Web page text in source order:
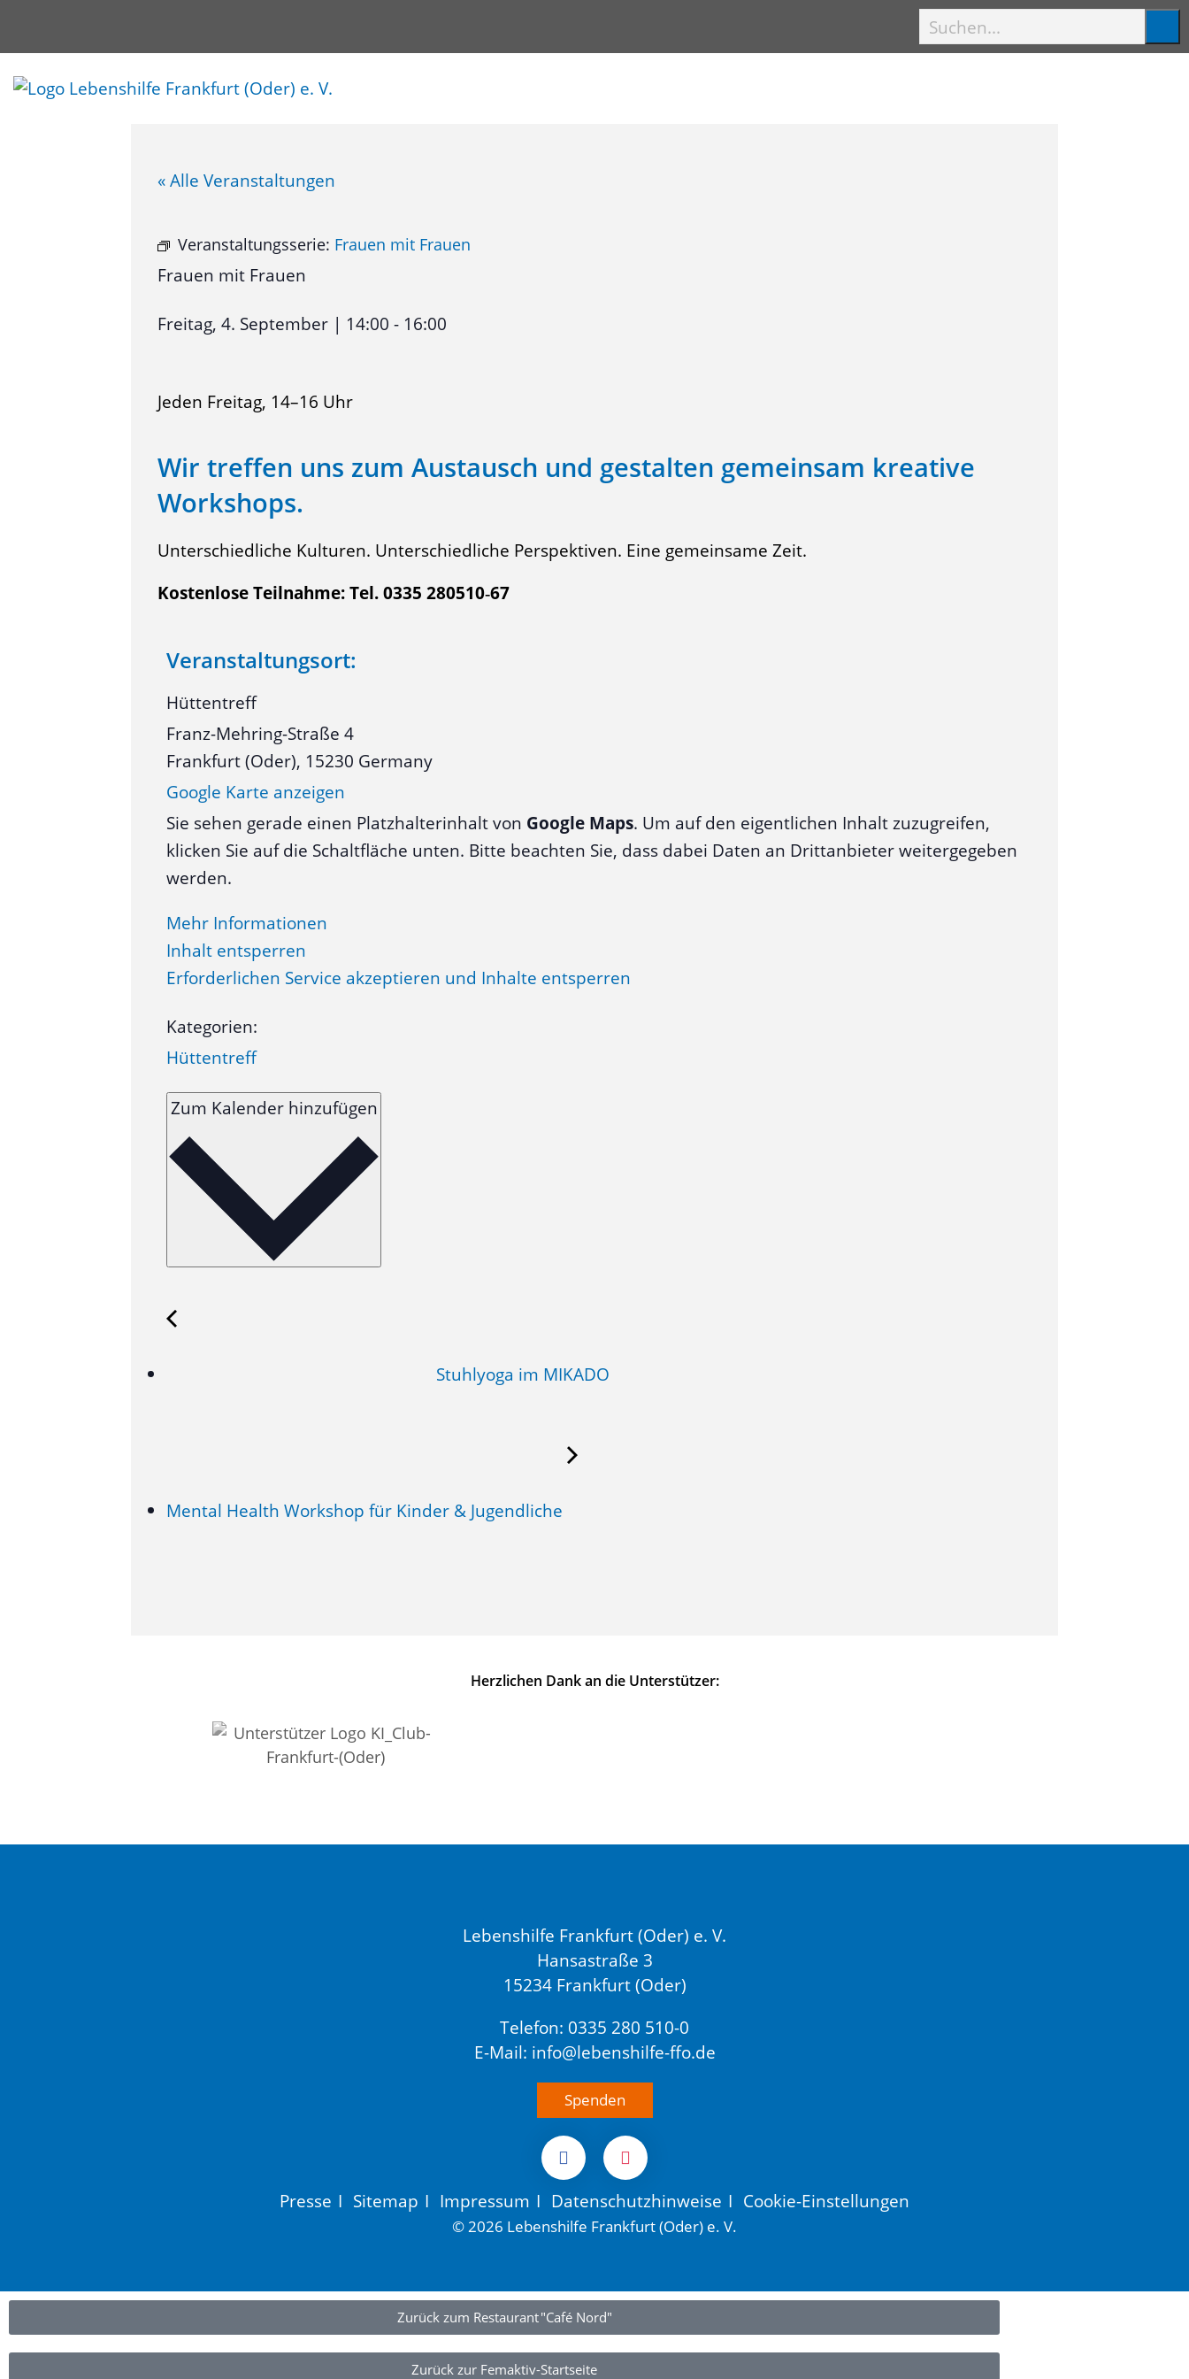
« Alle Veranstaltungen
Veranstaltungsserie: Frauen mit Frauen
Frauen mit Frauen
Freitag, 4. September | 14:00 - 16:00
Jeden Freitag, 14–16 Uhr
Wir treffen uns zum Austausch und gestalten gemeinsam kreative
Workshops.
Unterschiedliche Kulturen. Unterschiedliche Perspektiven. Eine gemeinsame Zeit.
Kostenlose Teilnahme: Tel. 0335 280510‑67
Veranstaltungsort:
Hüttentreff
Franz-Mehring-Straße 4
Frankfurt (Oder), 15230 Germany
Google Karte anzeigen
Sie sehen gerade einen Platzhalterinhalt von Google Maps. Um auf den eigentlichen Inhalt zuzugreifen,
klicken Sie auf die Schaltfläche unten. Bitte beachten Sie, dass dabei Daten an Drittanbieter weitergegeben
werden.
Mehr Informationen
Inhalt entsperren
Erforderlichen Service akzeptieren und Inhalte entsperren
Kategorien:
Hüttentreff
Stuhlyoga im MIKADO
Mental Health Workshop für Kinder & Jugendliche
Herzlichen Dank an die Unterstützer:
Lebenshilfe Frankfurt (Oder) e. V.
Hansastraße 3
15234 Frankfurt (Oder)
Telefon: 0335 280 510-0
E-Mail: info@lebenshilfe-ffo.de
Spenden
Presse I Sitemap I Impressum I Datenschutzhinweise I Cookie-Einstellungen
© 2026 Lebenshilfe Frankfurt (Oder) e. V.
Zurück zum Restaurant "Café Nord"
Zurück zur Femaktiv-Startseite